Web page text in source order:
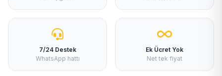
7/24 Destek
WhatsApp hattı
Ek Ücret Yok
Net tek fiyat